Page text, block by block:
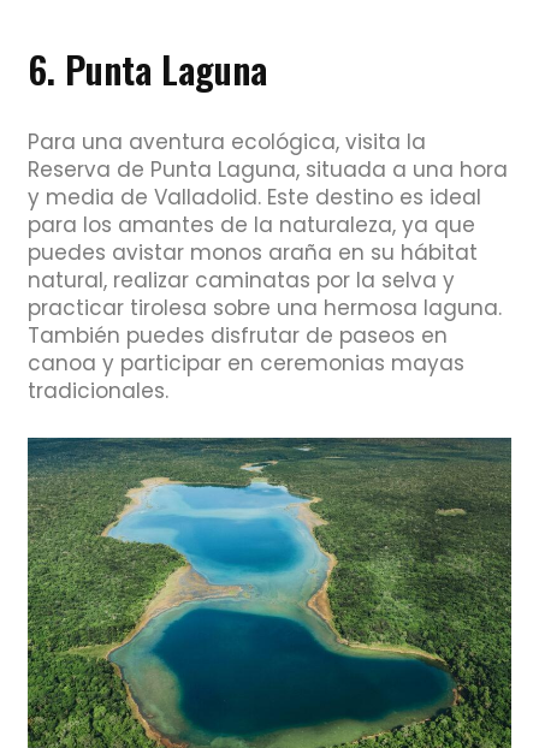
6. Punta Laguna
Para una aventura ecológica, visita la
Reserva de Punta Laguna, situada a una hora
y media de Valladolid. Este destino es ideal
para los amantes de la naturaleza, ya que
puedes avistar monos araña en su hábitat
natural, realizar caminatas por la selva y
practicar tirolesa sobre una hermosa laguna.
También puedes disfrutar de paseos en
canoa y participar en ceremonias mayas
tradicionales.